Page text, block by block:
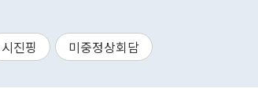
시진핑 미중정상회담